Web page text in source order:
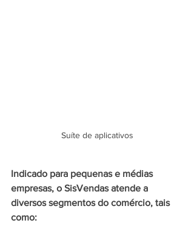
Suíte de aplicativos
Indicado para pequenas e médias
empresas, o SisVendas atende a
diversos segmentos do comércio, tais
como: